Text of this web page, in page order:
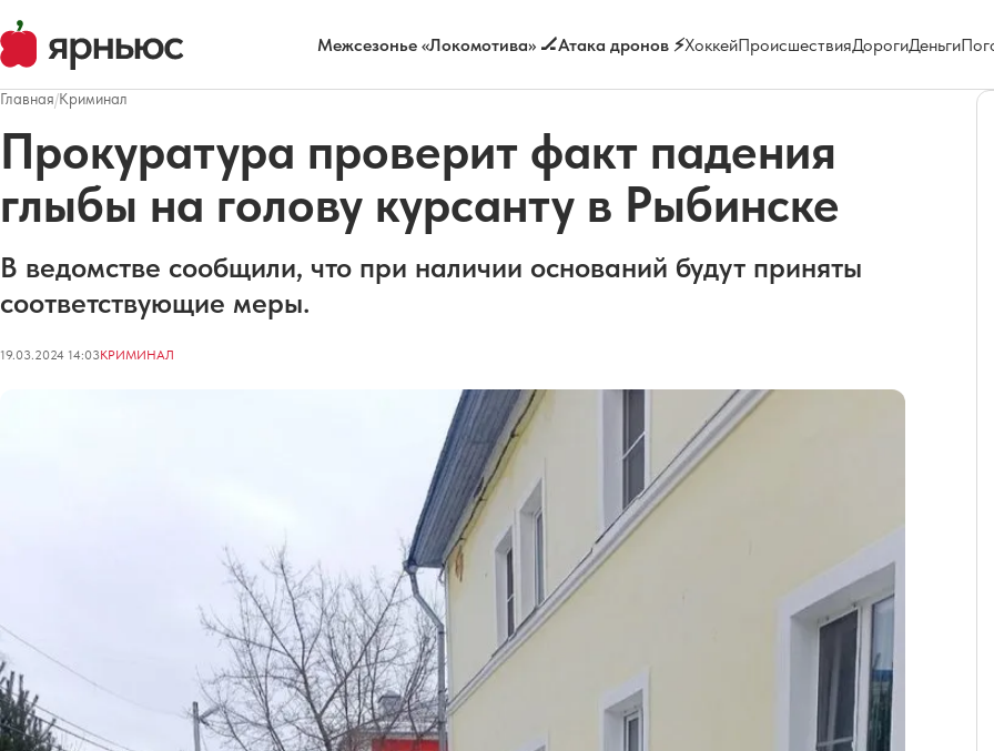
Межсезонье «Локомотива» 🏒Атака дронов ⚡ХоккейПроисшествияДорогиДеньги
Главная/Криминал
Прокуратура проверит факт падения
глыбы на голову курсанту в Рыбинске
В ведомстве сообщили, что при наличии оснований будут приняты
соответствующие меры.
19.03.2024 14:03КРИМИНАЛ